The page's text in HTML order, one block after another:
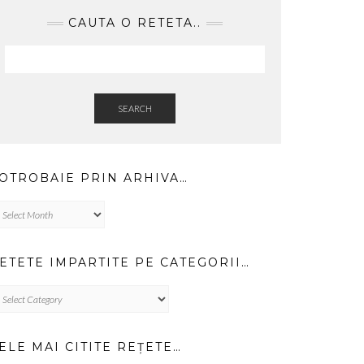
CAUTA O RETETA..
SEARCH
PRIN ARHIVA…
IMPARTITE PE CATEGORII…
MAI CITITE REȚETE…